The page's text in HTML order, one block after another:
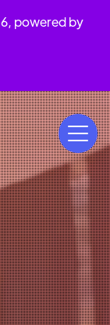
powered by